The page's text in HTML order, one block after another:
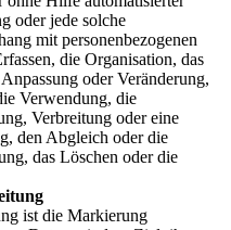
oder jede solche
mit personenbezogenen
die Organisation, das
oder Veränderung,
Verwendung, die
Verbreitung oder eine
den Abgleich oder die
das Löschen oder die
ist die Markierung